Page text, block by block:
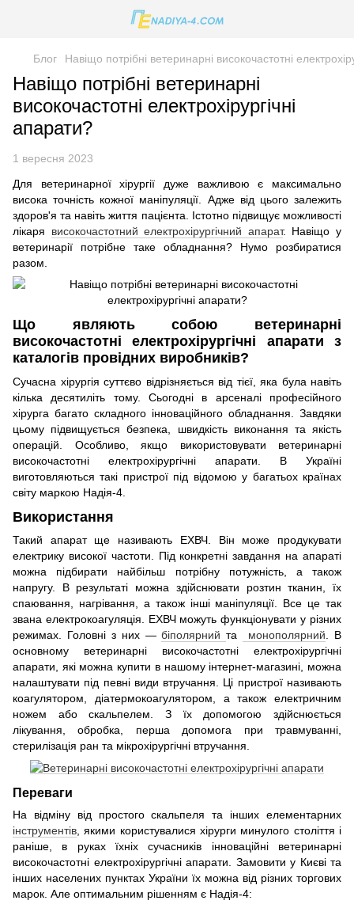
Блог Навіщо потрібні ветеринарні високочастотні
Навіщо потрібні ветеринарні
високочастотні електрохірургічні
апарати?
1 вересня 2023
Для ветеринарної хірургії дуже важливою є максимально
висока точність кожної маніпуляції. Адже від цього залежить
здоров'я та навіть життя пацієнта. Істотно підвищує можливості
лікаря високочастотний електрохірургічний апарат. Навіщо у
ветеринарії потрібне таке обладнання? Нумо розбиратися
разом.
Що являють собою ветеринарні
високочастотні електрохірургічні апарати з
каталогів провідних виробників?
Сучасна хірургія суттєво відрізняється від тієї, яка була навіть
кілька десятиліть тому. Сьогодні в арсеналі професійного
хірурга багато складного інноваційного обладнання. Завдяки
цьому підвищується безпека, швидкість виконання та якість
операцій. Особливо, якщо використовувати ветеринарні
високочастотні електрохірургічні апарати. В Україні
виготовляються такі пристрої під відомою у багатьох країнах
світу маркою Надія-4.
Використання
Такий апарат ще називають ЕХВЧ. Він може продукувати
електрику високої частоти. Під конкретні завдання на апараті
можна підбирати найбільш потрібну потужність, а також
напругу. В результаті можна здійснювати розтин тканин, їх
спаювання, нагрівання, а також інші маніпуляції. Все це так
звана електрокоагуляція. ЕХВЧ можуть функціонувати у різних
режимах. Головні з них —біполярнийта монополярний . В
основному ветеринарні високочастотні електрохірургічні
апарати, які можна купити в нашому інтернет-магазині, можна
налаштувати під певні види втручання. Ці пристрої називають
коагулятором, діатермокоагулятором, а також електричним
ножем або скальпелем. З їх допомогою здійснюється
лікування, обробка, перша допомога при травмуванні,
стерилізація ран та мікрохірургічні втручання.
Переваги
На відміну від простого скальпеля та інших елементарних
інструментів, якими користувалися хірурги минулого століття і
раніше, в руках їхніх сучасників інноваційні ветеринарні
високочастотні електрохірургічні апарати. Замовити у Києві та
інших населених пунктах України їх можна від різних торгових
марок. Але оптимальним рішенням є Надія-4: